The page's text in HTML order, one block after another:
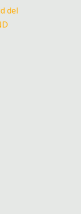
del